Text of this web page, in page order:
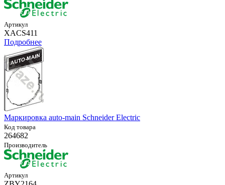
Артикул
XACS411
Подробнее
Маркировка auto-main Schneider Electric
Код товара
264682
Производитель
Артикул